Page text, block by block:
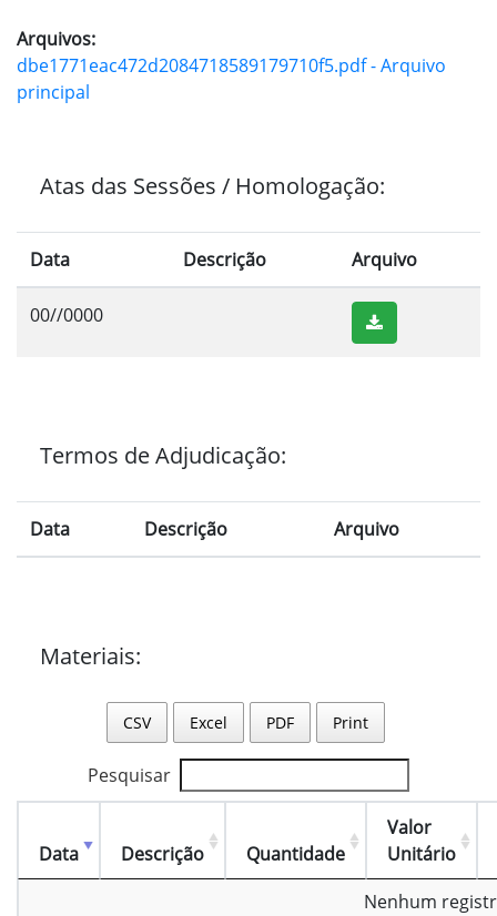
Arquivos:
dbe1771eac472d2084718589179710f5.pdf - Arquivo
principal
Atas das Sessões / Homologação:
Data Descrição Arquivo
00//0000
Termos de Adjudicação:
Data Descrição Arquivo
Materiais:
CSV Excel PDF Print
Pesquisar
Data Descrição Quantidade
Valor
Unitário
Nenhum